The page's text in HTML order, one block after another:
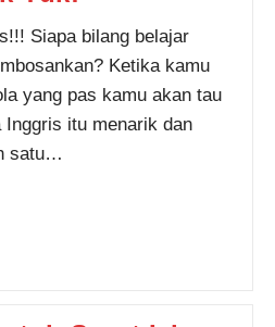
Siapa bilang belajar
Ketika kamu
yang pas kamu akan tau
Inggris itu menarik dan
satu…